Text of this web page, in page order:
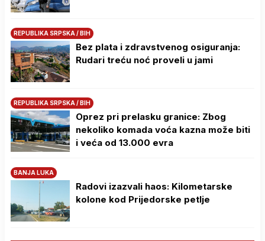
REPUBLIKA SRPSKA / BIH
Bez plata i zdravstvenog osiguranja:
Rudari treću noć proveli u jami
REPUBLIKA SRPSKA / BIH
Oprez pri prelasku granice: Zbog
nekoliko komada voća kazna može biti
i veća od 13.000 evra
BANJA LUKA
Radovi izazvali haos: Kilometarske
kolone kod Prijedorske petlje